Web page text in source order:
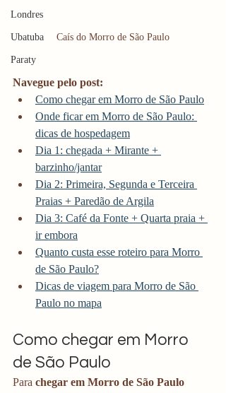
Londres
Ubatuba
Paraty
Caís do Morro de São Paulo
Navegue pelo post:
Como chegar em Morro de São Paulo
Onde ficar em Morro de São Paulo:
dicas de hospedagem
Dia 1: chegada + Mirante +
barzinho/jantar
Dia 2: Primeira, Segunda e Terceira
Praias + Paredão de Argila
Dia 3: Café da Fonte + Quarta praia +
ir embora
Quanto custa esse roteiro para Morro
de São Paulo?
Dicas de viagem para Morro de São
Paulo no mapa
Como chegar em Morro
de São Paulo
Para chegar em Morro de São Paulo